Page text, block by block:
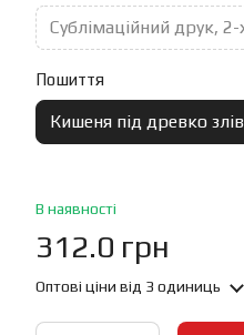
Сублімаційний друк, 2-
Пошиття
Кишеня під древко
В наявності
312.0 грн
Оптові ціни від 3 одиниць